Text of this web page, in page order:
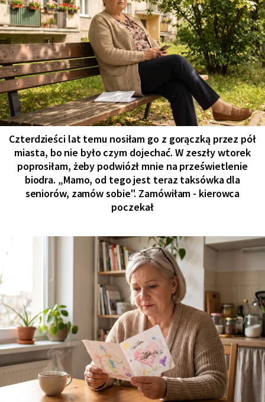
Czterdzieści lat temu nosiłam go z gorączką przez pół
miasta, bo nie było czym dojechać. W zeszły wtorek
poprosiłam, żeby podwiózł mnie na prześwietlenie
biodra. „Mamo, od tego jest teraz taksówka dla
seniorów, zamów sobie". Zamówiłam - kierowca
poczekał